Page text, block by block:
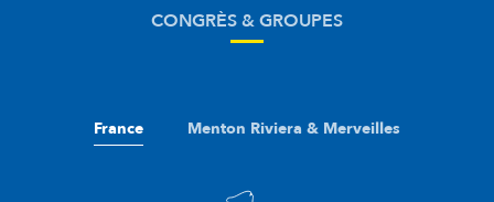
CONGRÈS & GROUPES
France Menton Riviera & Merveilles